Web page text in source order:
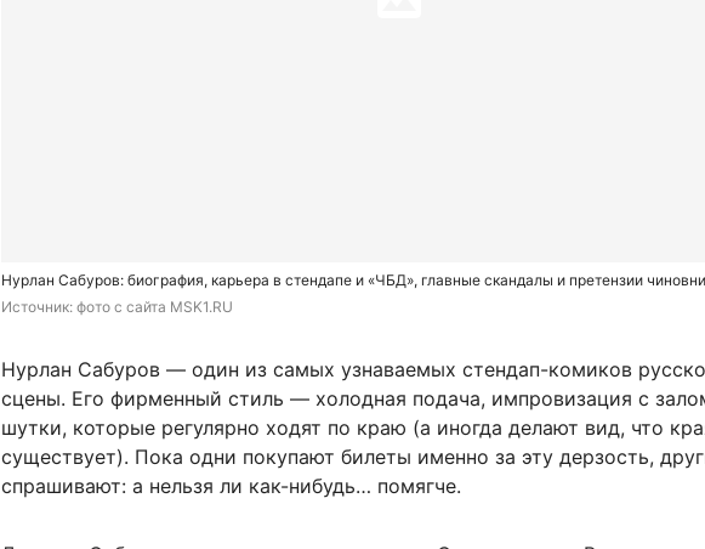
Нурлан Сабуров: биография, карьера в стендапе и «ЧБД», главные скандалы и претензии
Источник: фото с сайта MSK1.RU
Нурлан Сабуров — один из самых узнаваемых стендап-комиков
сцены. Его фирменный стиль — холодная подача, импровизация с
шутки, которые регулярно ходят по краю (а иногда делают вид, что
существует). Пока одни покупают билеты именно за эту дерзость,
спрашивают: а нельзя ли как-нибудь… помягче.